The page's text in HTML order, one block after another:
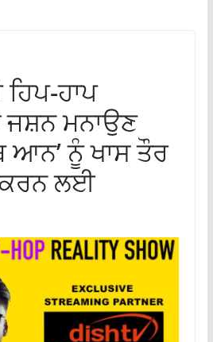
ਹਿਪ-ਹਾਪ
ਜਸ਼ਨ ਮਨਾਉਣ
ਆਨ’ ਨੂੰ ਖਾਸ ਤੌਰ
ਕਰਨ ਲਈ